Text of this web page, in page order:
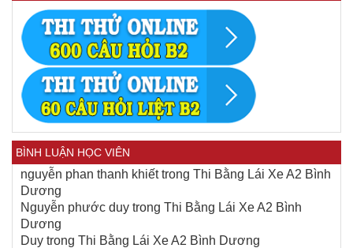
BÌNH LUẬN HỌC VIÊN
nguyễn phan thanh khiếttrong Thi Bằng Lái Xe A2 Bình
Dương
Nguyễn phước duy trong Thi Bằng Lái Xe A2 Bình
Dương
Duy trong Thi Bằng Lái Xe A2 Bình Dương